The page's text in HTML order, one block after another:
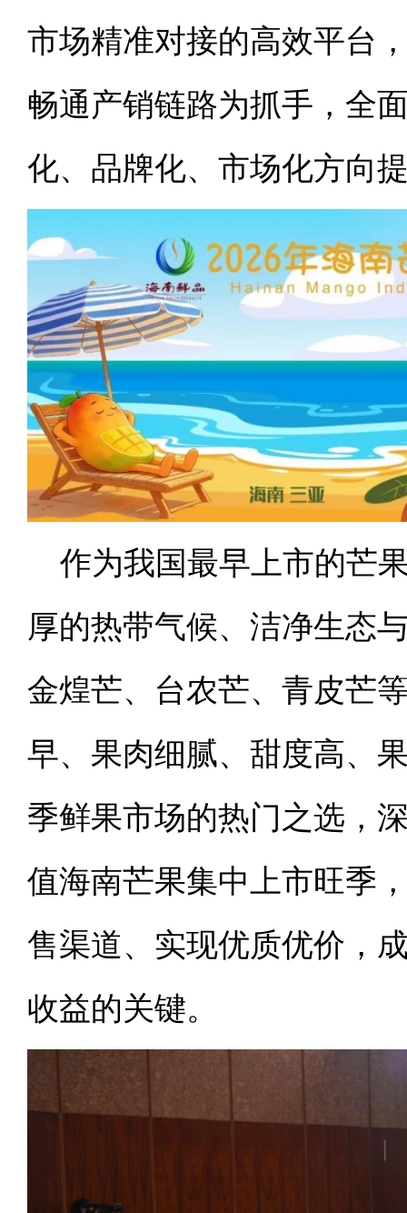
市场精准对接的高效平台
畅通产销链路为抓手，全
化、品牌化、市场化方向
作为我国最早上市的芒
厚的热带气候、洁净生态
金煌芒、台农芒、青皮芒
早、果肉细腻、甜度高、
季鲜果市场的热门之选，
值海南芒果集中上市旺季
售渠道、实现优质优价，
收益的关键。